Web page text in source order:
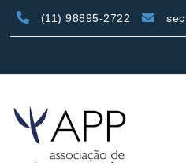
(11) 98895-2722